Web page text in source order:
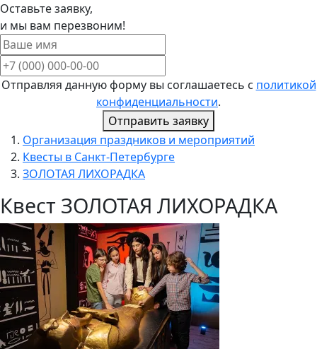
Оставьте заявку,
и мы вам перезвоним!
Отправляя данную форму вы соглашаетесь с политикой
конфиденциальности.
Отправить заявку
Организация праздников и мероприятий
Квесты в Санкт-Петербурге
ЗОЛОТАЯ ЛИХОРАДКА
Квест ЗОЛОТАЯ ЛИХОРАДКА